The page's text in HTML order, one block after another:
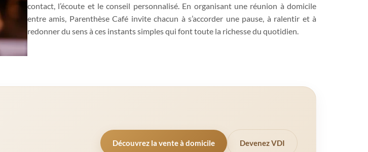
contact, l’écoute et le conseil personnalisé. En organisant une réunion à domicile
entre amis, Parenthèse Café invite chacun à s’accorder une pause, à ralentir et à
redonner du sens à ces instants simples qui font toute la richesse du quotidien.
Découvrez la vente à domicile Devenez VDI